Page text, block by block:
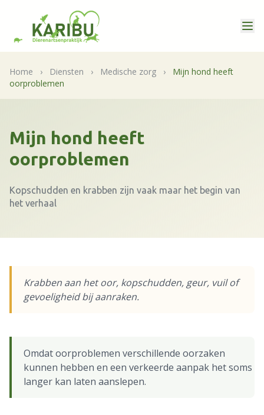
Home › Diensten › Medische zorg ›
Mijn hond heeft
oorproblemen
Mijn hond heeft
oorproblemen
Kopschudden en krabben zijn vaak maar het begin van
het verhaal
Krabben aan het oor, kopschudden, geur, vuil of
gevoeligheid bij aanraken.
Omdat oorproblemen verschillende oorzaken
kunnen hebben en een verkeerde aanpak het soms
langer kan laten aanslepen.